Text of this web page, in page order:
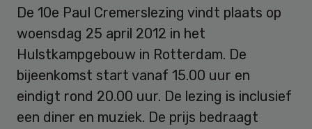
De 10e Paul Cremerslezing vindt plaats op
woensdag 25 april 2012 in het
Hulstkampgebouw in Rotterdam. De
bijeenkomst start vanaf 15.00 uur en
eindigt rond 20.00 uur. De lezing is inclusief
een diner en muziek. De prijs bedraagt